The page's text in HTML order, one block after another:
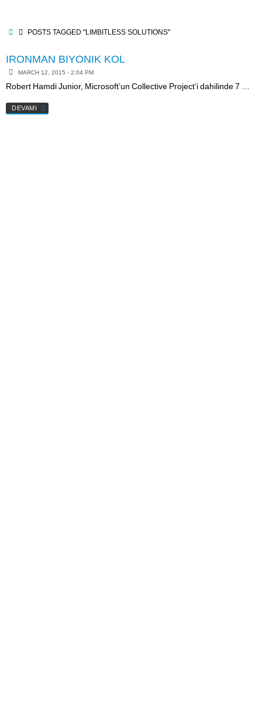
contentHOMEPOSTS TAGGED "LIMBITLESS SOLUTIONS"
IRONMAN BIYONIK KOL
MARCH 12, 2015 - 2:04 PM
Robert Hamdi Junior, Microsoft’un Collective Project‘i dahilinde 7 …
DEVAMI